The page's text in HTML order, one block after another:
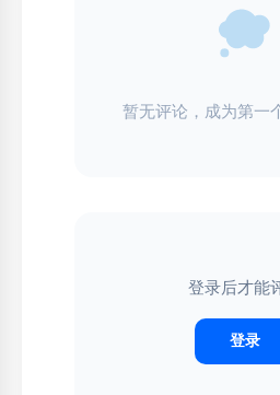
暂无评论，成为第一
登录后才能
登录